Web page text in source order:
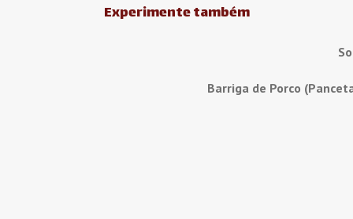
Experimente também
Barriga de Porco